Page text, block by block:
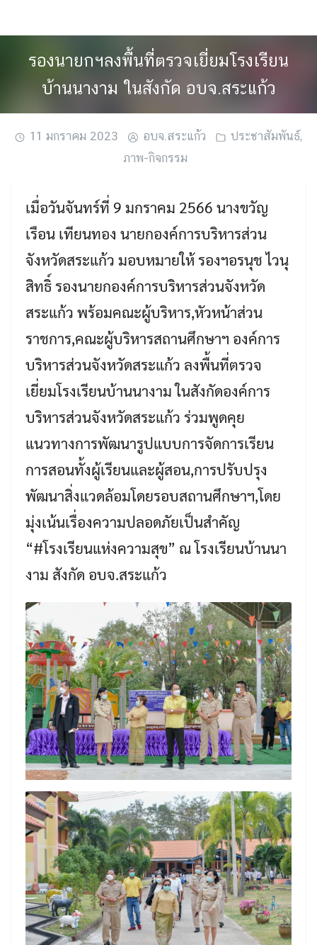
รองนายกฯลงพื้นที่ตรวจเยี่ยมโรงเรียน
บ้านนางาม ในสังกัด อบจ.สระแก้ว
11 มกราคม 2023 อบจ.สระแก้ว ประชาสัมพันธ์,
ภาพ-กิจกรรม
เมื่อวันจันทร์ที่ 9 มกราคม 2566 นางขวัญ
เรือน เทียนทอง นายกองค์การบริหารส่วน
จังหวัดสระแก้ว มอบหมายให้ รองฯอรนุช ไวนุ
สิทธิ์ รองนายกองค์การบริหารส่วนจังหวัด
สระแก้ว พร้อมคณะผู้บริหาร,หัวหน้าส่วน
ราชการ,คณะผู้บริหารสถานศึกษาฯ องค์การ
บริหารส่วนจังหวัดสระแก้ว ลงพื้นที่ตรวจ
เยี่ยมโรงเรียนบ้านนางาม ในสังกัดองค์การ
บริหารส่วนจังหวัดสระแก้ว ร่วมพูดคุย
แนวทางการพัฒนารูปแบบการจัดการเรียน
การสอนทั้งผู้เรียนและผู้สอน,การปรับปรุง
พัฒนาสิ่งแวดล้อมโดยรอบสถานศึกษาฯ,โดย
มุ่งเน้นเรื่องความปลอดภัยเป็นสำคัญ
“#โรงเรียนแห่งความสุข” ณ โรงเรียนบ้านนา
งาม สังกัด อบจ.สระแก้ว